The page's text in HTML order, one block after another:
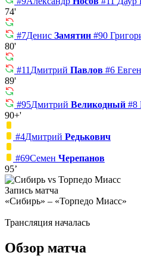
74'
#7Денис Замятин #90
80'
#11 Дмитрий Павлов #6
89'
#95Дмитрий Великодный #8
90+'
#4Дмитрий Редькович
#69Семен Черепанов
95’
Запись матча
«Сибирь» – «Торпедо Миасс»
Трансляция началась
Обзор матча